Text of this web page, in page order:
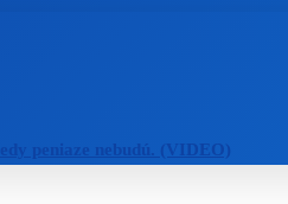
peniaze nebudú. (VIDEO)